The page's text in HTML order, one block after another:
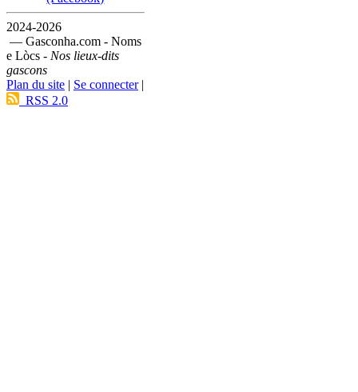
2024-2026
— Gasconha.com - Noms
e Lòcs - Nos lieux-dits
gascons
Plan du site | Se connecter|
RSS 2.0